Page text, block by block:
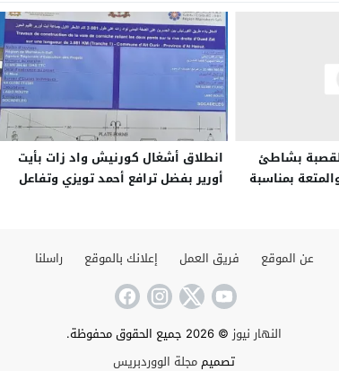
بشاطئ
بمناسبة
انطلاق أشغال كورنيش واد زات بأيت
أورير بفضل ترافع أحمد تويزي وتفاعل
عن الموقع فريق العمل إعلانك بالموقع راسلنا
النهار نيوز © 2026 جميع الحقوق محفوظة.
تصميممجلة الووردبريس